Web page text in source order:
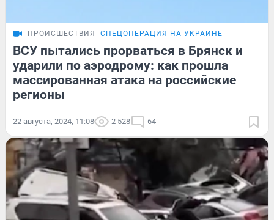
ПРОИСШЕСТВИЯ СПЕЦОПЕРАЦИЯ НА УКРАИНЕ
ВСУ пытались прорваться в Брянск и
ударили по аэродрому: как прошла
массированная атака на российские
регионы
22 августа, 2024, 11:08 2 528 64